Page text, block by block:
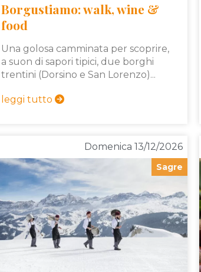
Borgustiamo: walk, wine &
food
Una golosa camminata per scoprire,
a suon di sapori tipici, due borghi
trentini (Dorsino e San Lorenzo)...
leggi tutto
Domenica 13/12/2026
Sagre